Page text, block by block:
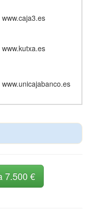
www.caja3.es
www.kutxa.es
www.unicajabanco.es
7.500 €